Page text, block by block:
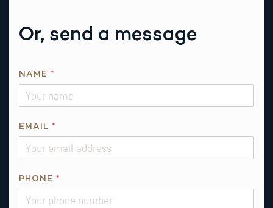
Or, send a message
E
I
I
NAME *
EMAIL *
PHONE *